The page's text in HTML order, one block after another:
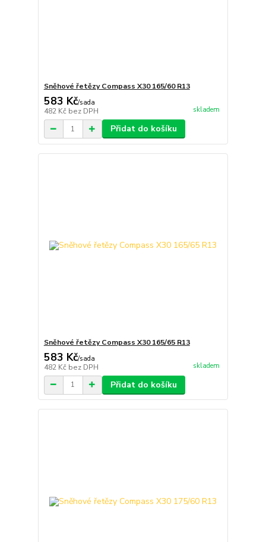
Sněhové řetězy Compass X30 165/60 R13
583 Kč/sada
482 Kč bez DPH skladem
Přidat do košíku
Sněhové řetězy Compass X30 165/65 R13
583 Kč/sada
482 Kč bez DPH skladem
Přidat do košíku